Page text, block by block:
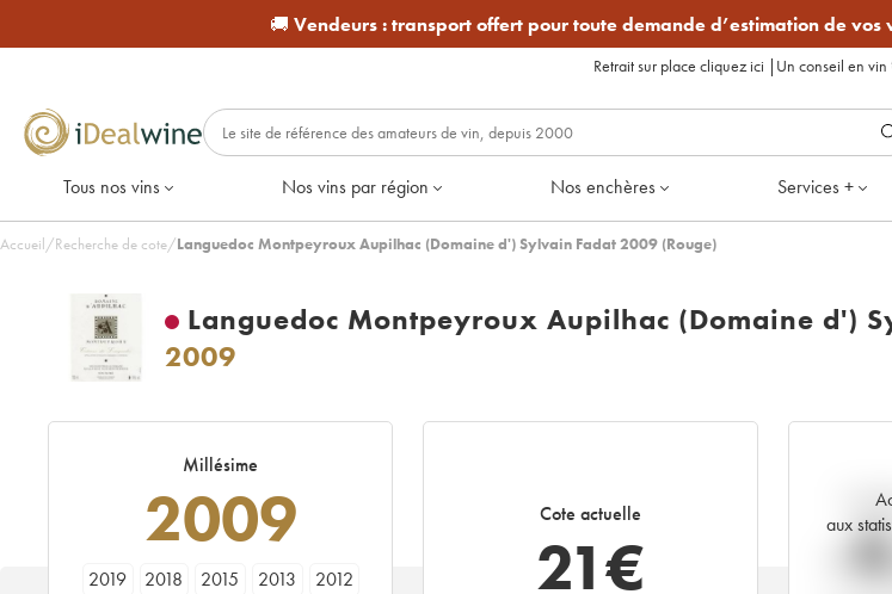
🚚 Vendeurs :transport offert pour toute demande d’estimation de vos
Retrait sur place cliquez ici | Un conseil en vin
Tous nos vins Nos vins par région Nos enchères Services +
Accueil/Recherche de cote/Languedoc Montpeyroux Aupilhac (Domaine d') Sylvain Fadat 2009 (Rouge)
Languedoc Montpeyroux Aupilhac (Domaine d')
2009
Millésime
2009
2019 2018 2015 2013
2012
Cote actuelle
21€
aux
-